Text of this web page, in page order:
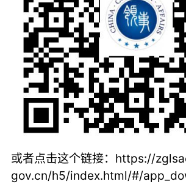
或者点击这个链接： https://
gov.cn/h5/index.html/#/